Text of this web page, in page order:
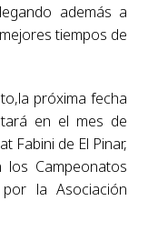
además a
tiempos de
próxima fecha
en el mes de
Fabini de El Pinar,
Campeonatos
la Asociación